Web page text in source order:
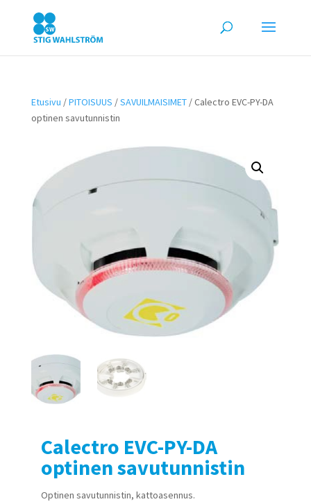
Etusivu /PITOISUUS /SAVUILMAISIMET/ Calectro EVC-PY-DA
optinen savutunnistin
Calectro EVC-PY-DA
optinen savutunnistin
Optinen savutunnistin, kattoasennus.